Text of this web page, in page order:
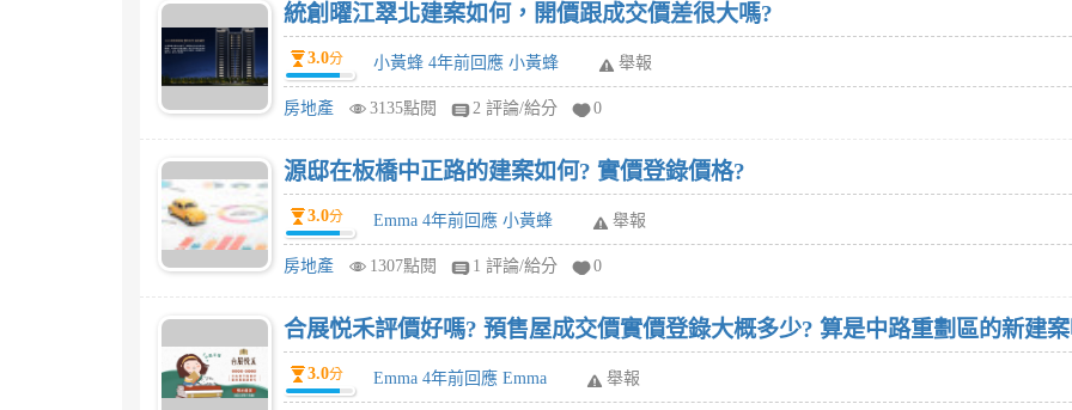
統創曜江翠北建案如何，開價跟成交價差很大嗎?
3.0分 小黃蜂 4年前回應 小黃蜂 舉報
房地產 3135點閱 2 評論/給分 0
源邸在板橋中正路的建案如何? 實價登錄價格?
3.0分 Emma 4年前回應 小黃蜂 舉報
房地產 1307點閱 1 評論/給分 0
合展悦禾評價好嗎? 預售屋成交價實價登錄大概多少? 算是中路重劃區的新建
3.0分 Emma 4年前回應 Emma 舉報